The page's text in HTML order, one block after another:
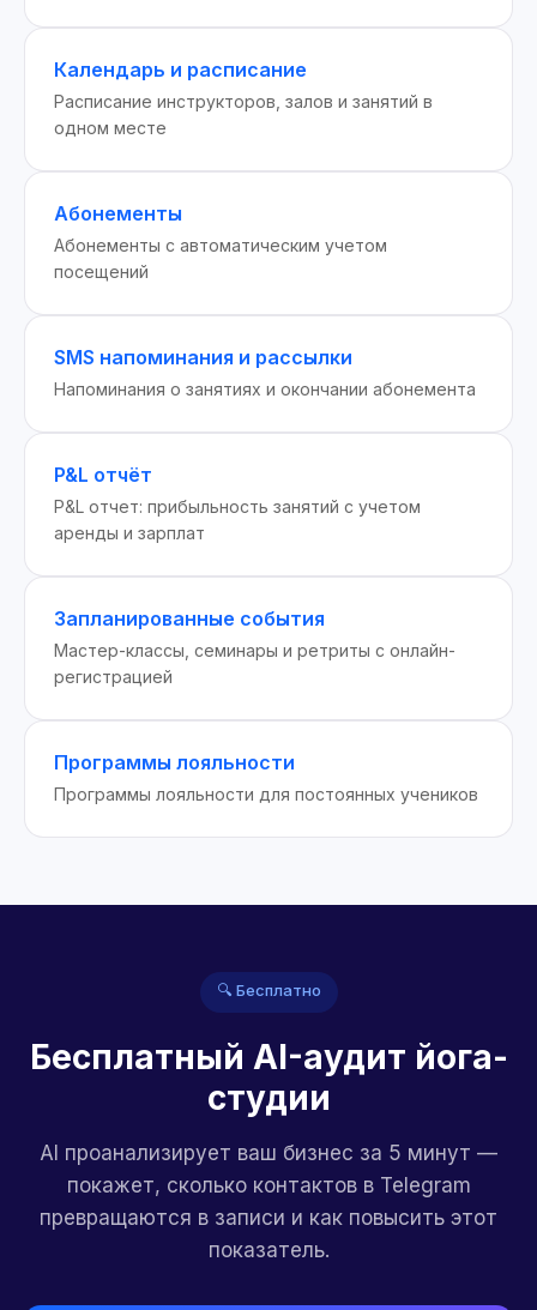
Календарь и расписание
Расписание инструкторов, залов и занятий в
одном месте
Абонементы
Абонементы с автоматическим учетом
посещений
SMS напоминания и рассылки
Напоминания о занятиях и окончании абонемента
P&L отчёт
P&L отчет: прибыльность занятий с учетом
аренды и зарплат
Запланированные события
Мастер-классы, семинары и ретриты с онлайн-
регистрацией
Программы лояльности
Программы лояльности для постоянных учеников
🔍 Бесплатно
Бесплатный AI-аудит йога-
студии
AI проанализирует ваш бизнес за 5 минут —
покажет, сколько контактов в Telegram
превращаются в записи и как повысить этот
показатель.